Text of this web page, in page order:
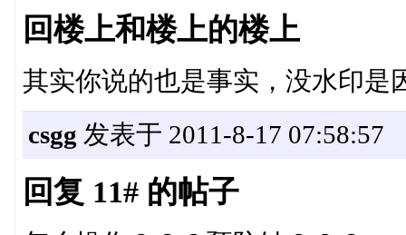
回楼上和楼上的楼上
其实你说的也是事实，没水印是
csgg 发表于 2011-8-17 07:58:57
回复 11# 的帖子